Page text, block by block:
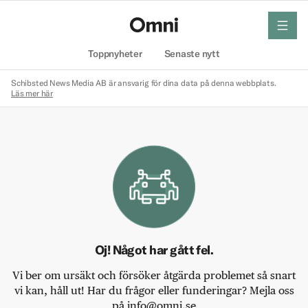
Toppnyheter Senaste nytt
meny
Schibsted News Media AB är ansvarig för dina data på denna webbplats.
Läs mer här
Oj! Något har gått fel.
Vi ber om ursäkt och försöker åtgärda problemet så snart
vi kan, håll ut! Har du frågor eller funderingar? Mejla oss